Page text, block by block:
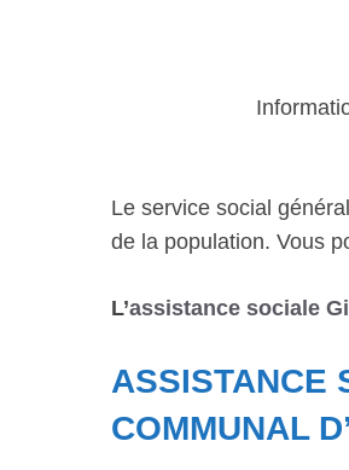
Le service social
de la population. Vous
L’assistance sociale
ASSISTANCE
COMMUNAL